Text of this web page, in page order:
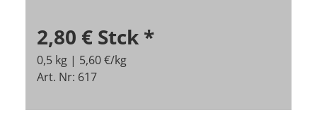
2,80 € Stck *
0,5 kg | 5,60 €/kg
Art. Nr: 617